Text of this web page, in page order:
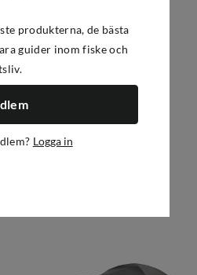
produkterna, de bästa
guider inom fiske och
Logga in